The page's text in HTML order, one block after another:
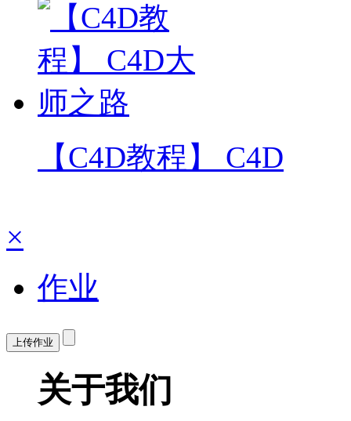
【C4D教程】 C4D
×
作业
上传作业
关于我们